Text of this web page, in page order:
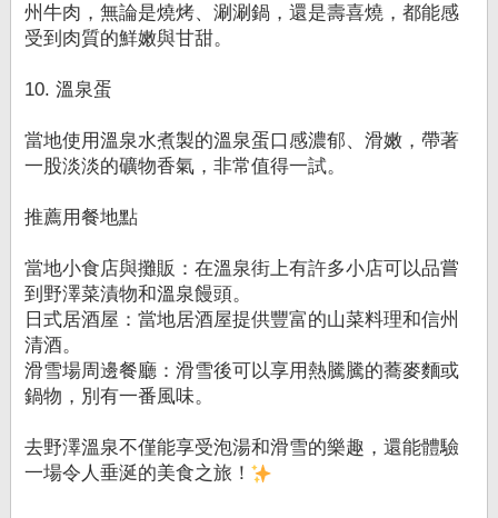
州牛肉，無論是燒烤、涮涮鍋，還是壽喜燒，都能感
受到肉質的鮮嫩與甘甜。
10. 溫泉蛋
當地使用溫泉水煮製的溫泉蛋口感濃郁、滑嫩，帶著
一股淡淡的礦物香氣，非常值得一試。
推薦用餐地點
當地小食店與攤販：在溫泉街上有許多小店可以品嘗
到野澤菜漬物和溫泉饅頭。
日式居酒屋：當地居酒屋提供豐富的山菜料理和信州
清酒。
滑雪場周邊餐廳：滑雪後可以享用熱騰騰的蕎麥麵或
鍋物，別有一番風味。
去野澤溫泉不僅能享受泡湯和滑雪的樂趣，還能體驗
一場令人垂涎的美食之旅！